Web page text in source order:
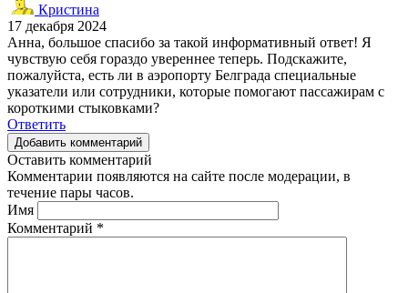
Кристина
17 декабря 2024
Анна, большое спасибо за такой информативный ответ! Я
чувствую себя гораздо увереннее теперь. Подскажите,
пожалуйста, есть ли в аэропорту Белграда специальные
указатели или сотрудники, которые помогают пассажирам с
короткими стыковками?
Ответить
Добавить комментарий
Оставить комментарий
Комментарии появляются на сайте после модерации, в
течение пары часов.
Имя
Комментарий *